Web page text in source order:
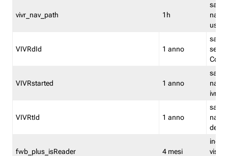
vivr_nav_path 1h
salva
VIVRdId 1 anno
salva
Convy
VIVRstarted 1 anno
salva
ivr
VIVRtId 1 anno
salva
del
fwb_plus_isReader 4 mesi